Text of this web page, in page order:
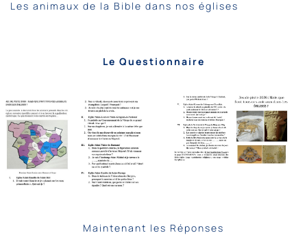
Les animaux de la Bible dans nos églises
Le Questionnaire
Maintenant les Réponses